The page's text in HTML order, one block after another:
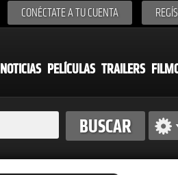
CONÉCTATE A TU CUENTA
NOTICIAS PELÍCULAS TRAILERS